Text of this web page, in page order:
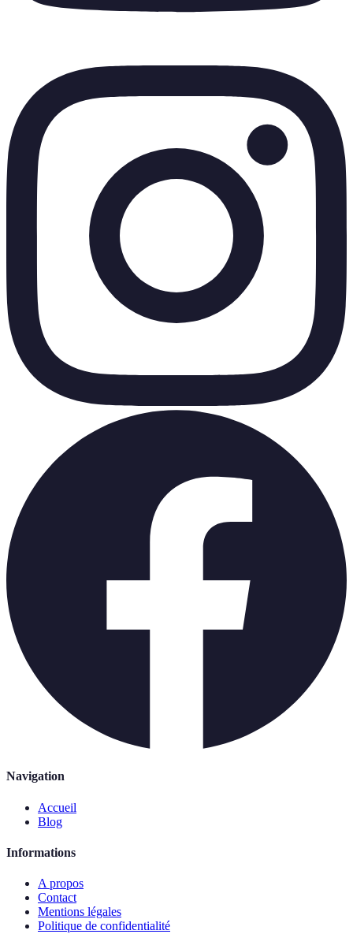
Navigation
Accueil
Blog
Informations
A propos
Contact
Mentions légales
Politique de confidentialité